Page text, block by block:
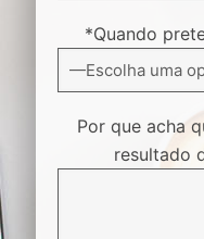
*Quando
Por que acha
resultado